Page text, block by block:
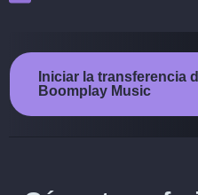
Iniciar la transferencia
Boomplay Music